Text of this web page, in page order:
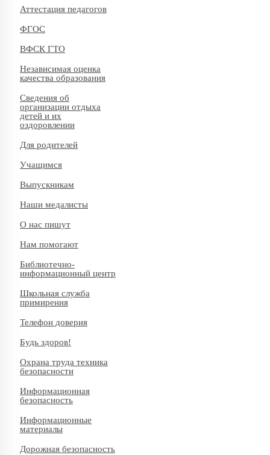
Аттестация педагогов
ФГОС
ВФСК ГТО
Независимая оценка
качества образования
Сведения об
организации отдыха
детей и их
оздоровлении
Для родителей
Учащимся
Выпускникам
Наши медалисты
О нас пишут
Нам помогают
Библиотечно-
информационный центр
Школьная служба
примирения
Телефон доверия
Будь здоров!
Охрана труда техника
безопасности
Информационная
безопасность
Информационные
материалы
Дорожная безопасность